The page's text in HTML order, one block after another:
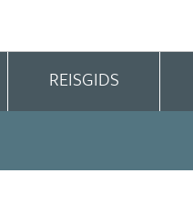
REISGIDS